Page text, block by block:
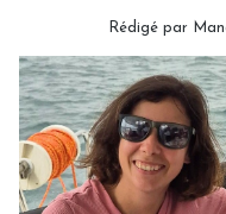
Rédigé par